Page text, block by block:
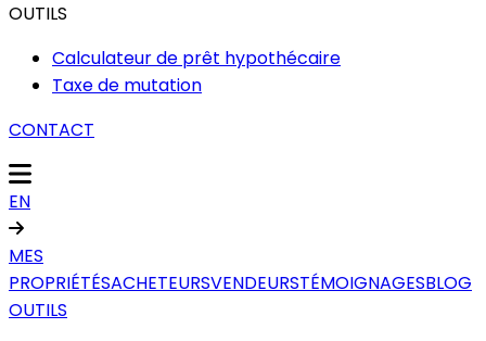
OUTILS
Calculateur de prêt hypothécaire
Taxe de mutation
CONTACT
EN
MES
PROPRIÉTÉSACHETEURSVENDEURSTÉMOIGNAGESBLOG
OUTILS